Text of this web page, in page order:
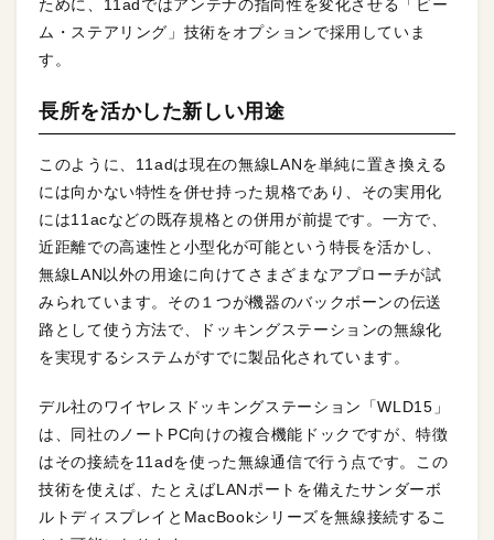
ために、11adではアンテナの指向性を変化させる「ビー
ム・ステアリング」技術をオプションで採用していま
す。
長所を活かした新しい用途
このように、11adは現在の無線LANを単純に置き換える
には向かない特性を併せ持った規格であり、その実用化
には11acなどの既存規格との併用が前提です。一方で、
近距離での高速性と小型化が可能という特長を活かし、
無線LAN以外の用途に向けてさまざまなアプローチが試
みられています。その１つが機器のバックボーンの伝送
路として使う方法で、ドッキングステーションの無線化
を実現するシステムがすでに製品化されています。
デル社のワイヤレスドッキングステーション「WLD15」
は、同社のノートPC向けの複合機能ドックですが、特徴
はその接続を11adを使った無線通信で行う点です。この
技術を使えば、たとえばLANポートを備えたサンダーボ
ルトディスプレイとMacBookシリーズを無線接続するこ